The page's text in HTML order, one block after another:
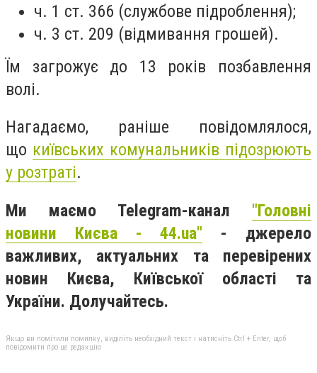
ч. 1 ст. 366 (службове підроблення);
ч. 3 ст. 209 (відмивання грошей).
Їм загрожує до 13 років позбавлення
волі.
Нагадаємо, раніше повідомлялося,
що київських комунальників підозрюють
у розтраті.
Ми маємо Telegram-канал "Головні
новини Києва - 44.ua" - джерело
важливих, актуальних та перевірених
новин Києва, Київської області та
України. Долучайтесь.
Якщо ви помітили помилку, виділіть необхідний текст і натисніть Ctrl + Enter, щоб
повідомити про це редакцію